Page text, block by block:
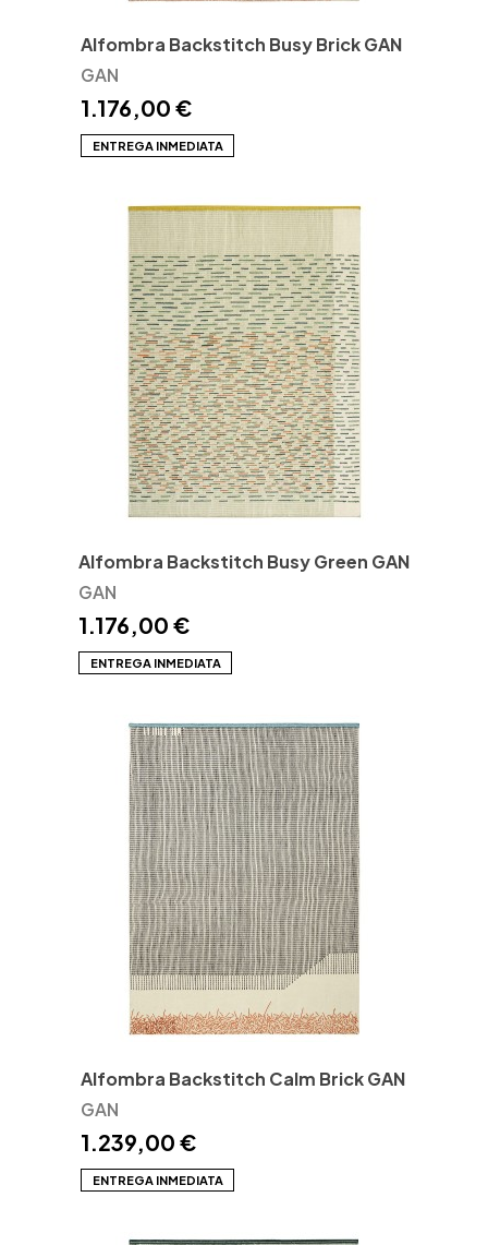
Alfombra Backstitch Busy Brick GAN
GAN
1.176,00 €
ENTREGA INMEDIATA
Alfombra Backstitch Busy Green GAN
GAN
1.176,00 €
ENTREGA INMEDIATA
Alfombra Backstitch Calm Brick GAN
GAN
1.239,00 €
ENTREGA INMEDIATA